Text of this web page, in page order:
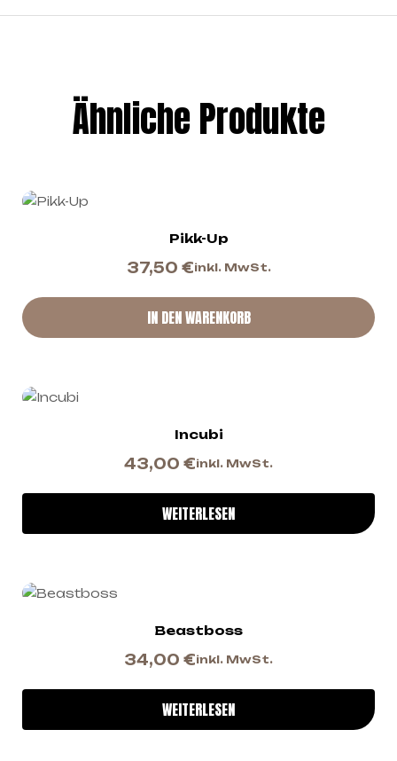
Ähnliche Produkte
Pikk-Up
37,50 €inkl. MwSt.
IN DEN WARENKORB
Incubi
43,00 €inkl. MwSt.
WEITERLESEN
Beastboss
34,00 €inkl. MwSt.
WEITERLESEN